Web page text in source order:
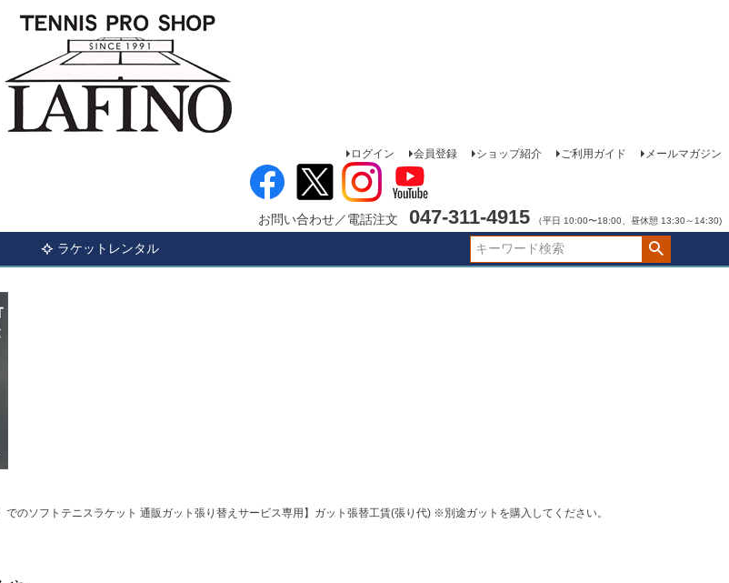
ログイン 会員登録 ショップ紹介 ご利用ガイド メールマガジン
お問い合わせ／電話注文 047-311-4915 （平日 10:00〜18:00、昼休憩 13:30～14:30)
ラケットレンタル
でのソフトテニスラケット 通販ガット張り替えサービス専用】ガット張替工賃(張り代) ※別途ガットを購入してください。